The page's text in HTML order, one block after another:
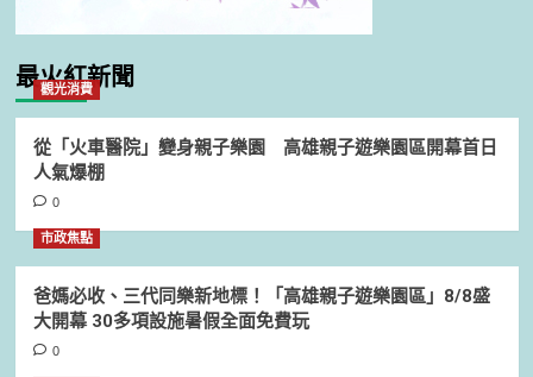
最火紅新聞
觀光消費
從「火車醫院」變身親子樂園 高雄親子遊樂園區開幕首日
人氣爆棚
0
市政焦點
爸媽必收、三代同樂新地標！「高雄親子遊樂園區」8/8盛
大開幕 30多項設施暑假全面免費玩
0